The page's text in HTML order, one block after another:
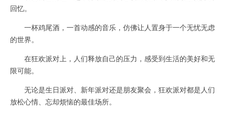
回忆。
一杯鸡尾酒，一首动感的音乐，仿佛让人置身于一个无忧无虑
的世界。
在狂欢派对上，人们释放自己的压力，感受到生活的美好和无
限可能。
无论是生日派对、新年派对还是朋友聚会，狂欢派对都是人们
放松心情、忘却烦恼的最佳场所。